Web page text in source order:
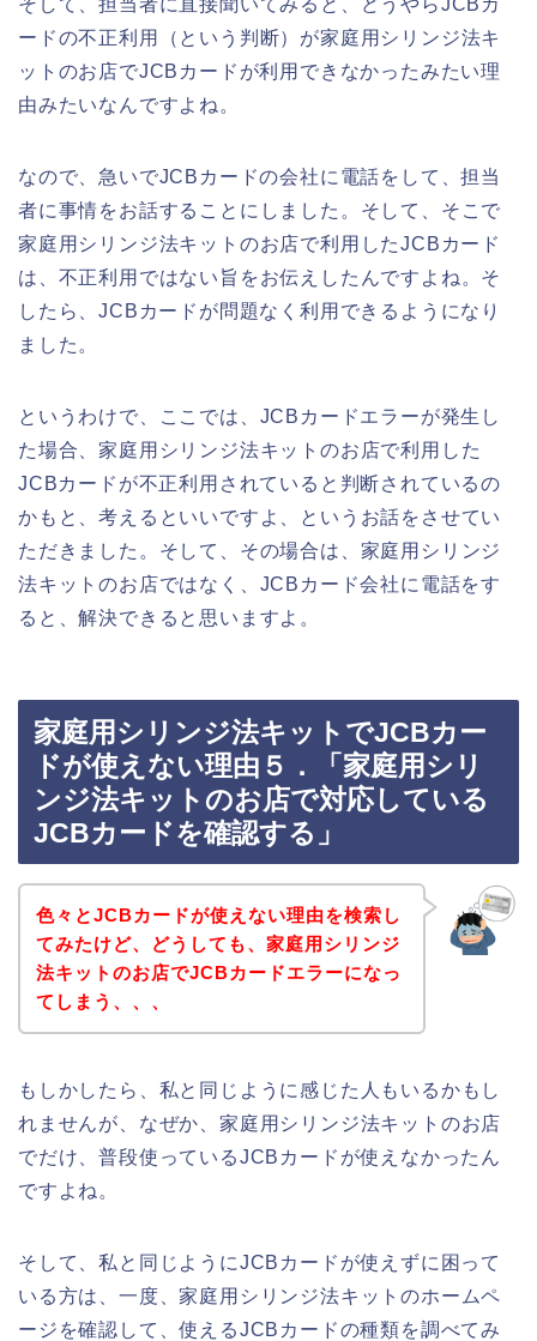
ードの不正利用（という判断）が家庭用シリンジ法キ
ットのお店でJCBカードが利用できなかったみたい理
由みたいなんですよね。
なので、急いでJCBカードの会社に電話をして、担当
者に事情をお話することにしました。そして、そこで
家庭用シリンジ法キットのお店で利用したJCBカード
は、不正利用ではない旨をお伝えしたんですよね。そ
したら、JCBカードが問題なく利用できるようになり
ました。
というわけで、ここでは、JCBカードエラーが発生し
た場合、家庭用シリンジ法キットのお店で利用した
JCBカードが不正利用されていると判断されているの
かもと、考えるといいですよ、というお話をさせてい
ただきました。そして、その場合は、家庭用シリンジ
法キットのお店ではなく、JCBカード会社に電話をす
ると、解決できると思いますよ。
家庭用シリンジ法キットでJCBカー
ドが使えない理由５．「家庭用シリ
ンジ法キットのお店で対応している
JCBカードを確認する」
色々とJCBカードが使えない理由を検索し
てみたけど、どうしても、家庭用シリンジ
法キットのお店でJCBカードエラーになっ
てしまう、、、
もしかしたら、私と同じように感じた人もいるかもし
れませんが、なぜか、家庭用シリンジ法キットのお店
でだけ、普段使っているJCBカードが使えなかったん
ですよね。
そして、私と同じようにJCBカードが使えずに困って
いる方は、一度、家庭用シリンジ法キットのホームペ
ージを確認して、使えるJCBカードの種類を調べてみ